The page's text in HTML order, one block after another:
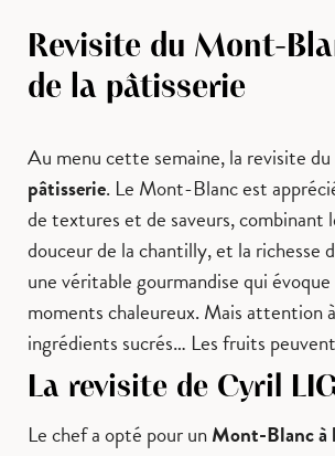
Revisite du Mont-
de la pâtisserie
Au menu cette semaine, la revisite
pâtisserie. Le Mont-Blanc est
de textures et de saveurs, combinant
douceur de la chantilly, et la richesse
une véritable gourmandise qui
moments chaleureux. Mais attention
ingrédients sucrés… Les fruits
La revisite de Cyril
Le chef a opté pour unMont-Blanc à